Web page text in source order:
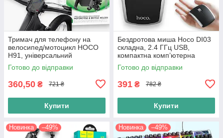
Тримач для телефону на
велосипед/мотоцикл HOCO
H91, універсальний
кронштейн на кермо 60–90
мм, велотримач для
Готово до відправки
360,50 ₴ 721 ₴
Купити
Бездротова миша Hoco DI03
складна, 2.4 ГГц USB,
компактна комп’ютерна
мишка для ноутбука, чорна
Готово до відправки
391 ₴ 782 ₴
Купити
Новинка –49% Новинка –49%